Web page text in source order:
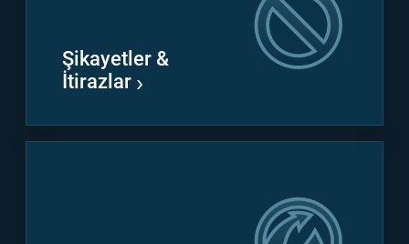
Şikayetler &
İtirazlar